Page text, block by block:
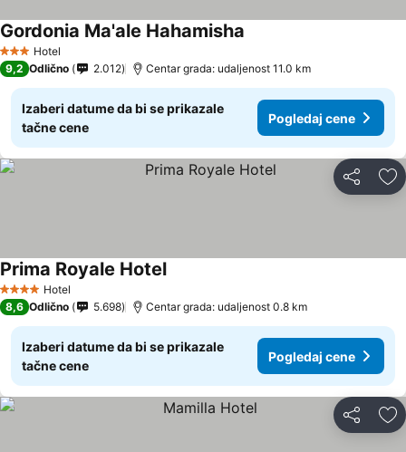
3 Zvezdice
Hotel
Gordonia Ma'ale Hahamisha
9,2 Odlično 2.012 Centar grada: udaljenost 11.0 km
Izaberi datume da bi se prikazale
tačne cene
Pogledaj cene
Deli
4 ZvezdiceHotel
Prima Royale Hotel
8,6 Odlično 5.698 Centar grada: udaljenost 0.8 km
Izaberi datume da bi se prikazale
tačne cene
Pogledaj cene
Deli